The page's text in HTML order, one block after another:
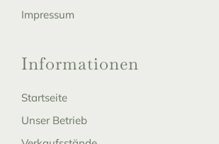
Impressum
Informationen
Startseite
Unser Betrieb